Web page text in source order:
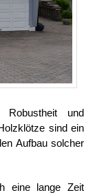
Robustheit und
sind ein
Aufbau solcher
eine lange Zeit